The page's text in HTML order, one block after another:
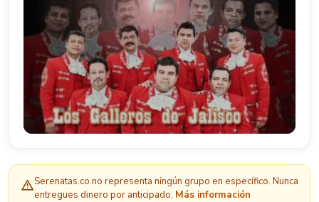
Serenatas.co no representa ningún grupo en específico. Nunca
entregues dinero por anticipado. Más información